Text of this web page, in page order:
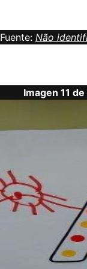
Fuente: Não
Imagen 11